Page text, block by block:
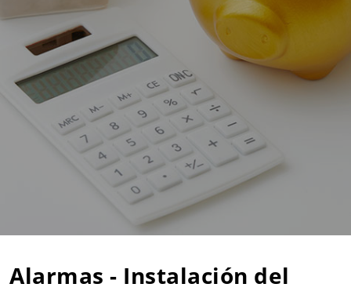
Alarmas - Instalación del